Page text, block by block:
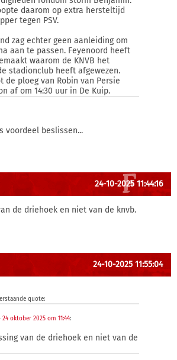
daarom op extra hersteltijd
tegen PSV.
zag echter geen aanleiding om
aan te passen. Feyenoord heeft
waarom de KNVB het
stadionclub heeft afgewezen.
de ploeg van Robin van Persie
af om 14:30 uur in De Kuip.
voordeel beslissen...
24-10-2025 11:44:16
de driehoek en niet van de knvb.
24-10-2025 11:55:04
quote:
24 oktober 2025 om 11:44:
van de driehoek en niet van de